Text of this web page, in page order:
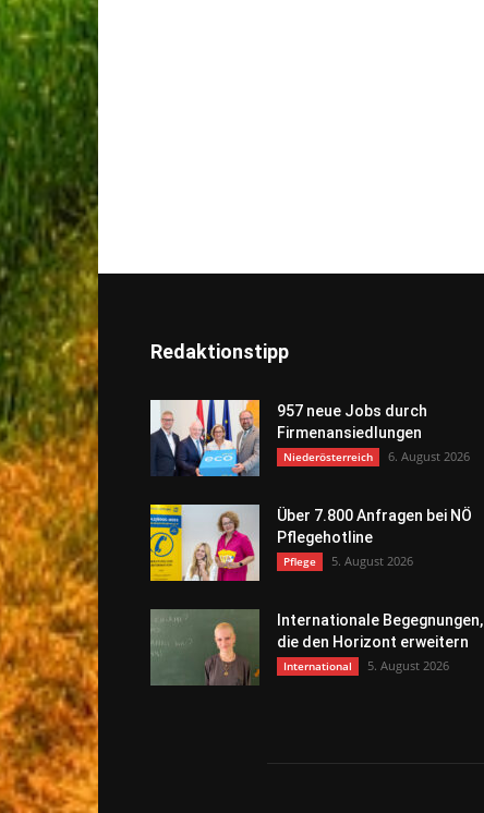
Redaktionstipp
957 neue Jobs durch
Firmenansiedlungen
Niederösterreich 6. August 2026
Über 7.800 Anfragen bei NÖ
Pflegehotline
Pflege 5. August 2026
Internationale Begegnungen,
die den Horizont erweitern
International 5. August 2026